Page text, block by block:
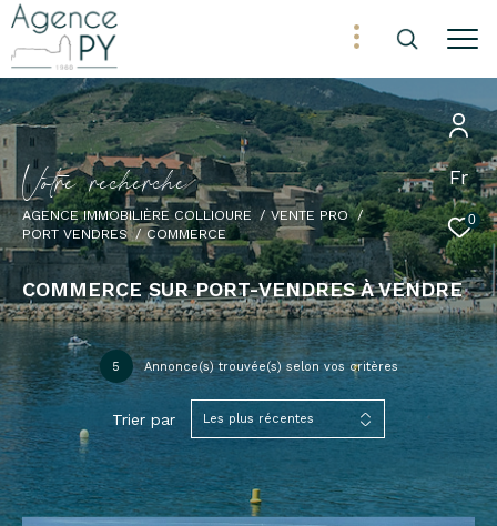
Fr
0
Votre recherche
AGENCE IMMOBILIÈRE COLLIOURE
VENTE PRO
PORT VENDRES
COMMERCE
COMMERCE SUR PORT-VENDRES À VENDRE
5 Annonce(s) trouvée(s) selon vos critères
Trier par Les plus récentes